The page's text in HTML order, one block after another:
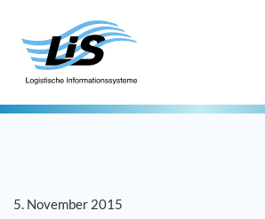
5. November 2015